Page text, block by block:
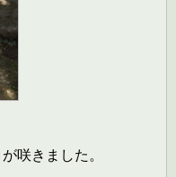
咲きました。